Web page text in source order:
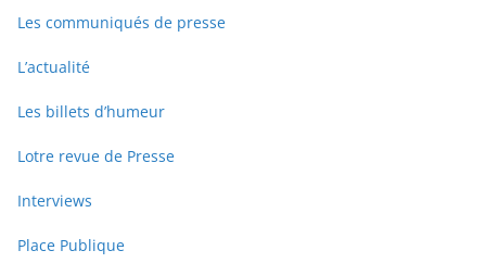
Les communiqués de presse
L’actualité
Les billets d’humeur
Lotre revue de Presse
Interviews
Place Publique